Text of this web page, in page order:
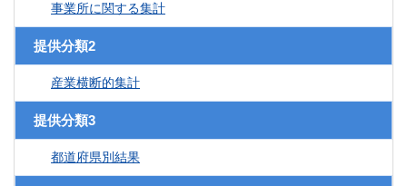
事業所に関する集計
提供分類2
産業横断的集計
提供分類3
都道府県別結果